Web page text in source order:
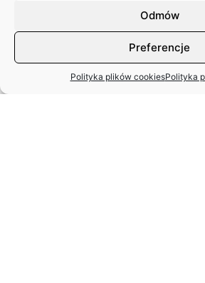
Odmów
Preferencje
Polityka plików cookiesPolityka